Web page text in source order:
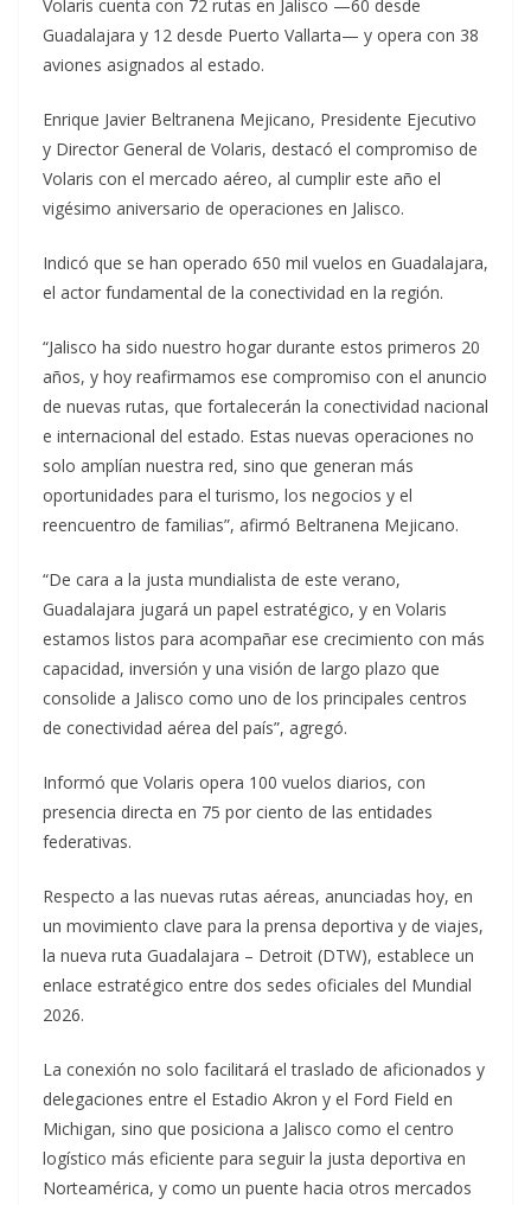
Volaris cuenta con 72 rutas en Jalisco —60 desde
Guadalajara y 12 desde Puerto Vallarta— y opera con 38
aviones asignados al estado.
Enrique Javier Beltranena Mejicano, Presidente Ejecutivo
y Director General de Volaris, destacó el compromiso de
Volaris con el mercado aéreo, al cumplir este año el
vigésimo aniversario de operaciones en Jalisco.
Indicó que se han operado 650 mil vuelos en Guadalajara,
el actor fundamental de la conectividad en la región.
“Jalisco ha sido nuestro hogar durante estos primeros 20
años, y hoy reafirmamos ese compromiso con el anuncio
de nuevas rutas, que fortalecerán la conectividad nacional
e internacional del estado. Estas nuevas operaciones no
solo amplían nuestra red, sino que generan más
oportunidades para el turismo, los negocios y el
reencuentro de familias”, afirmó Beltranena Mejicano.
“De cara a la justa mundialista de este verano,
Guadalajara jugará un papel estratégico, y en Volaris
estamos listos para acompañar ese crecimiento con más
capacidad, inversión y una visión de largo plazo que
consolide a Jalisco como uno de los principales centros
de conectividad aérea del país”, agregó.
Informó que Volaris opera 100 vuelos diarios, con
presencia directa en 75 por ciento de las entidades
federativas.
Respecto a las nuevas rutas aéreas, anunciadas hoy, en
un movimiento clave para la prensa deportiva y de viajes,
la nueva ruta Guadalajara – Detroit (DTW), establece un
enlace estratégico entre dos sedes oficiales del Mundial
2026.
La conexión no solo facilitará el traslado de aficionados y
delegaciones entre el Estadio Akron y el Ford Field en
Michigan, sino que posiciona a Jalisco como el centro
logístico más eficiente para seguir la justa deportiva en
Norteamérica, y como un puente hacia otros mercados